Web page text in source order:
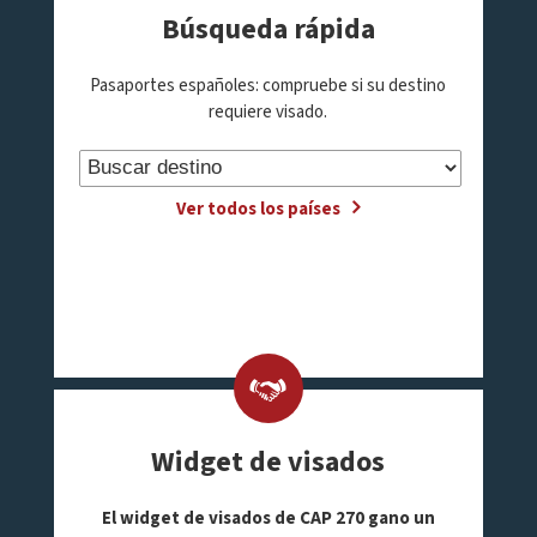
Búsqueda rápida
Pasaportes españoles: compruebe si su destino
requiere visado.
Ver todos los países
Widget de visados
El widget de visados de CAP 270 gano un